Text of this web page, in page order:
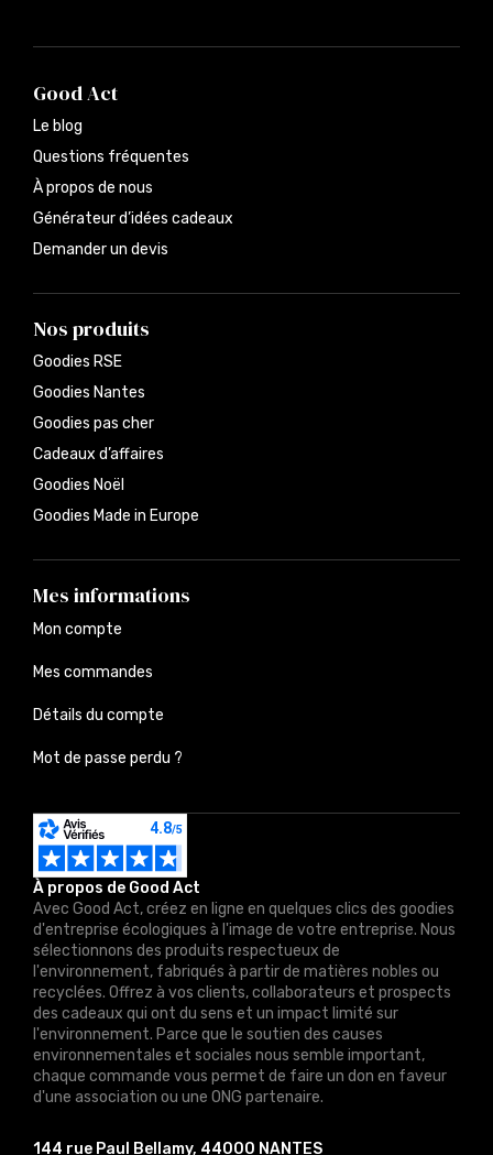
À propos de Good Act
Avec Good Act, créez en ligne en quelques clics des goodies
d'entreprise écologiques à l'image de votre entreprise. Nous
sélectionnons des produits respectueux de
l'environnement, fabriqués à partir de matières nobles ou
recyclées. Offrez à vos clients, collaborateurs et prospects
des cadeaux qui ont du sens et un impact limité sur
l'environnement. Parce que le soutien des causes
environnementales et sociales nous semble important,
chaque commande vous permet de faire un don en faveur
d'une association ou une ONG partenaire.
144 rue Paul Bellamy, 44000 NANTES
Good Act
Le blog
Questions fréquentes
À propos de nous
Générateur d’idées cadeaux
Demander un devis
Nos produits
Goodies RSE
Goodies Nantes
Goodies pas cher
Cadeaux d’affaires
Goodies Noël
Goodies Made in Europe
Mes informations
Mon compte
Mes commandes
Détails du compte
Mot de passe perdu ?